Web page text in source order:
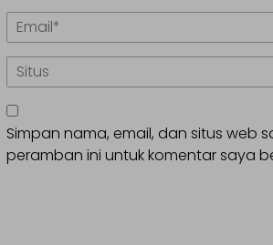
Simpan nama, email, dan situs web
peramban ini untuk komentar saya